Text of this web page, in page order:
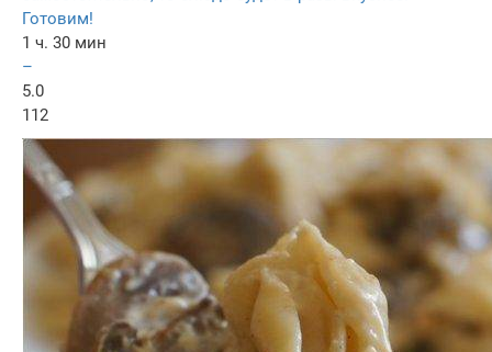
Готовим!
1 ч. 30 мин
–
5.0
112